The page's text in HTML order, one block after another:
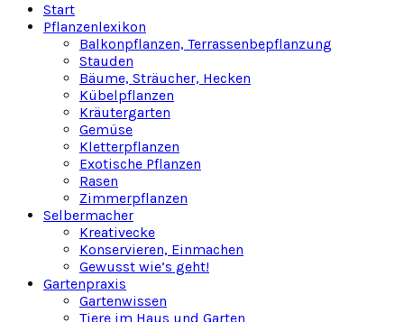
Start
Pflanzenlexikon
Balkonpflanzen, Terrassenbepflanzung
Stauden
Bäume, Sträucher, Hecken
Kübelpflanzen
Kräutergarten
Gemüse
Kletterpflanzen
Exotische Pflanzen
Rasen
Zimmerpflanzen
Selbermacher
Kreativecke
Konservieren, Einmachen
Gewusst wie’s geht!
Gartenpraxis
Gartenwissen
Tiere im Haus und Garten